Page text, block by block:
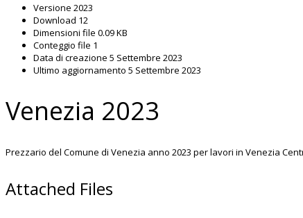
Versione 2023
Download 12
Dimensioni file 0.09 KB
Conteggio file 1
Data di creazione 5 Settembre 2023
Ultimo aggiornamento 5 Settembre 2023
Venezia 2023
Prezzario del Comune di Venezia anno 2023 per lavori in Venezia
Attached Files